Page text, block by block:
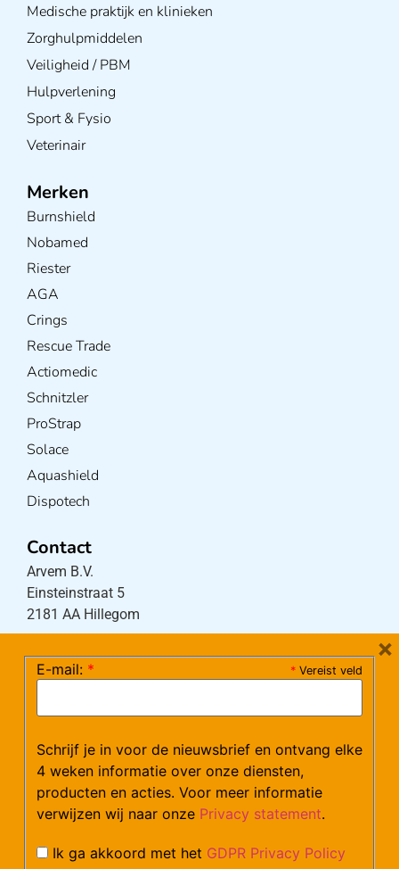
€2,25 incl. btw
1.86 excl. btw
€10,59 incl. btw
8.75 excl. btw
Onderarm krukken model ST in diverse kleuren
14,72 – €16,30 incl. btw
13.5 excl. btw
Opties bekijken
* Vereist veld
E-mail: *
Schrijf je in voor de nieuwsbrief en ontvang elke
4 weken informatie over onze diensten,
producten en acties. Voor meer informatie
verwijzen wij naar onze Privacy statement.
Ik ga akkoord met het GDPR Privacy Policy
×